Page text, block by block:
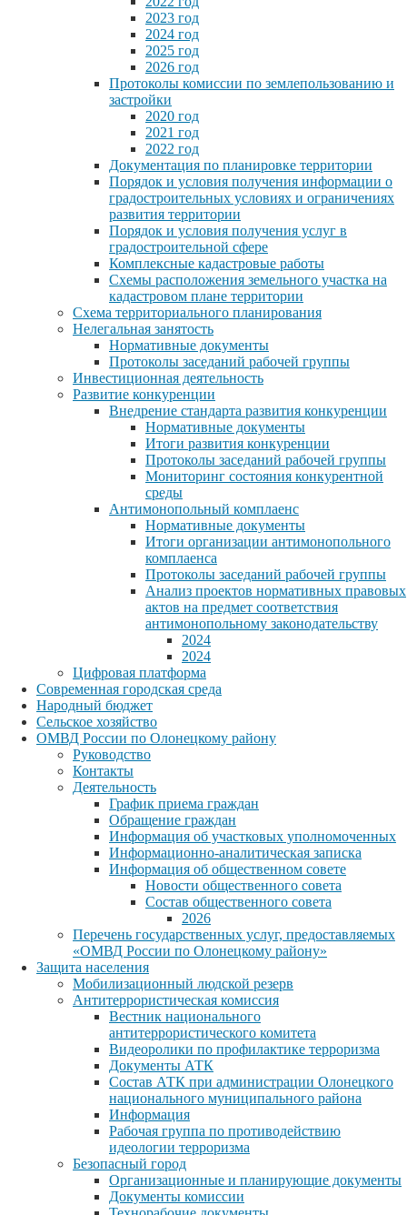
2023 год
2024 год
2025 год
2026 год
Протоколы комиссии по землепользованию и
застройки
2020 год
2021 год
2022 год
Документация по планировке территории
Порядок и условия получения информации о
градостроительных условиях и ограничениях
развития территории
Порядок и условия получения услуг в
градостроительной сфере
Комплексные кадастровые работы
Схемы расположения земельного участка на
кадастровом плане территории
Схема территориального планирования
Нелегальная занятость
Нормативные документы
Протоколы заседаний рабочей группы
Инвестиционная деятельность
Развитие конкуренции
Внедрение стандарта развития конкуренции
Нормативные документы
Итоги развития конкуренции
Протоколы заседаний рабочей группы
Мониторинг состояния конкурентной
среды
Антимонопольный комплаенс
Нормативные документы
Итоги организации антимонопольного
комплаенса
Протоколы заседаний рабочей группы
Анализ проектов нормативных правовых
актов на предмет соответствия
антимонопольному законодательству
2024
2024
Цифровая платформа
Современная городская среда
Народный бюджет
Сельское хозяйство
ОМВД России по Олонецкому району
Руководство
Контакты
Деятельность
График приема граждан
Обращение граждан
Информация об участковых уполномоченных
Информационно-аналитическая записка
Информация об общественном совете
Новости общественного совета
Состав общественного совета
2026
Перечень государственных услуг, предоставляемых
«ОМВД России по Олонецкому району»
Защита населения
Мобилизационный людской резерв
Антитеррористическая комиссия
Вестник национального
антитеррористического комитета
Видеоролики по профилактике терроризма
Документы АТК
Состав АТК при администрации Олонецкого
национального муниципального района
Информация
Рабочая группа по противодействию
идеологии терроризма
Безопасный город
Организационные и планирующие документы
Документы комиссии